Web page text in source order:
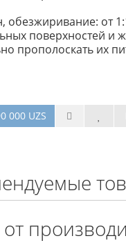
обезжиривание: от
поверхностей и
прополоскать их
000 UZS